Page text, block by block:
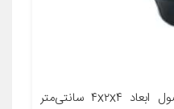
معرفی محصول جزئیات محصول ابعاد ۴x۲x۴ سانتی‌متر